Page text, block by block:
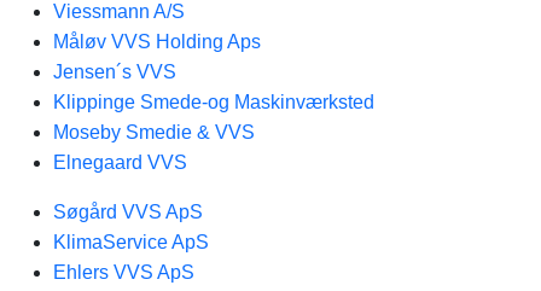
Viessmann A/S
Måløv VVS Holding Aps
Jensen´s VVS
Klippinge Smede-og Maskinværksted
Moseby Smedie & VVS​
Elnegaard VVS
Søgård VVS ApS
KlimaService ApS
Ehlers VVS ApS